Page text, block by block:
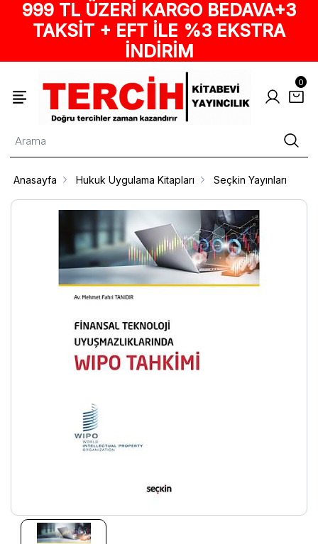
999 TL ÜZERİ KARGO BEDAVA+3
TAKSİT + EFT İLE %3 EKSTRA
İNDİRİM
0
Anasayfa Hukuk Uygulama Kitapları Seçkin Yayınları